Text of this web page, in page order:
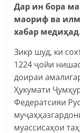
Дар ин бора
маориф ва
хабар
Зикр шуд, ки
1224 ҷойи
доираи
Ҳукумати
Федератсияи
муассисаҳои